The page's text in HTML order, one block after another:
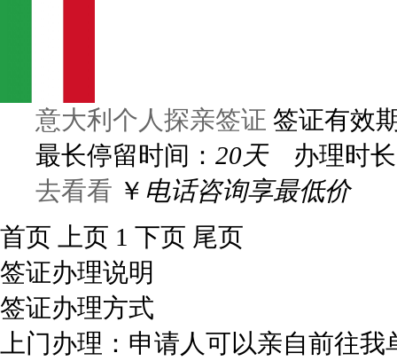
意大利个人探亲签证 签证有效
最长停留时间： 20天办理时长
去看看 ￥ 电话咨询享最低价
首页
上页 1 下页 尾页
签证办理说明
签证办理方式
上门办理：申请人可以亲自前往